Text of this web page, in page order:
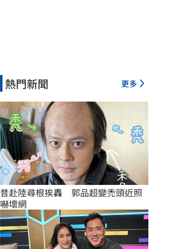
熱門新聞 更多
昔赴陸尋根挨轟　郭品超變禿頭近照
嚇壞網